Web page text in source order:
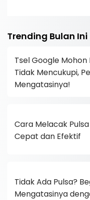
Trending Bulan Ini
Tsel Google
Tidak Mencukupi,
Mengatasinya!
Cara Melacak
Cepat dan Efektif
Tidak Ada Pulsa?
Mengatasinya